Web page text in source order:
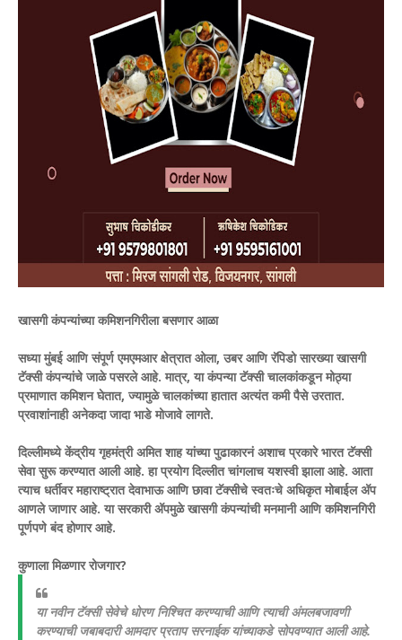
खासगी कंपन्यांच्या कमिशनगिरीला बसणार आळा
सध्या मुंबई आणि संपूर्ण एमएमआर क्षेत्रात ओला, उबर आणि रॅपिडो सारख्या खासगी
टॅक्सी कंपन्यांचे जाळे पसरले आहे. मात्र, या कंपन्या टॅक्सी चालकांकडून मोठ्या
प्रमाणात कमिशन घेतात, ज्यामुळे चालकांच्या हातात अत्यंत कमी पैसे उरतात.
प्रवाशांनाही अनेकदा जादा भाडे मोजावे लागते.
दिल्लीमध्ये केंद्रीय गृहमंत्री अमित शाह यांच्या पुढाकारनं अशाच प्रकारे भारत टॅक्सी
सेवा सुरू करण्यात आली आहे. हा प्रयोग दिल्लीत चांगलाच यशस्वी झाला आहे. आता
त्याच धर्तीवर महाराष्ट्रात देवाभाऊ आणि छावा टॅक्सीचे स्वतःचे अधिकृत मोबाईल अ‍ॅप
आणले जाणार आहे. या सरकारी अ‍ॅपमुळे खासगी कंपन्यांची मनमानी आणि कमिशनगिरी
पूर्णपणे बंद होणार आहे.
कुणाला मिळणार रोजगार?
या नवीन टॅक्सी सेवेचे धोरण निश्चित करण्याची आणि त्याची अंमलबजावणी
करण्याची जबाबदारी आमदार प्रताप सरनाईक यांच्याकडे सोपवण्यात आली आहे.